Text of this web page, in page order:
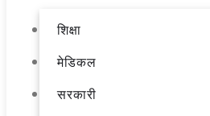
शिक्षा
मेडिकल
सरकारी